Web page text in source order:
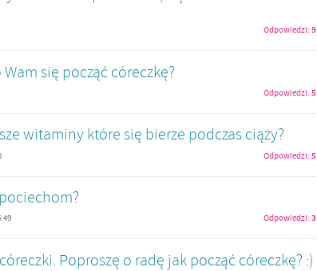
Odpowiedzi: 9
się począć córeczkę?
Odpowiedzi: 5
witaminy które się bierze podczas ciąży?
Odpowiedzi: 5
Odpowiedzi: 3
Poproszę o radę jak począć córeczkę? :)